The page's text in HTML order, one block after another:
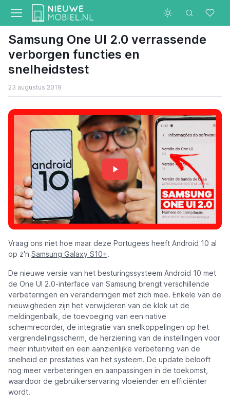
Samsung One UI 2.0 verrassende
verborgen functies en
snelheidstest
23 augustus 2019
Vraag ons niet hoe maar deze Portugees heeft Android 10 al
op z'n Samsung Galaxy S10+.
De nieuwe versie van het besturingssysteem Android 10 met
de One UI 2.0-interface van Samsung brengt verschillende
verbeteringen en veranderingen met zich mee. Enkele van de
nieuwigheden zijn het verwijderen van de klok uit de
meldingenbalk, de toevoeging van een native
schermrecorder, de integratie van snelkoppelingen op het
vergrendelingsscherm, de herziening van de instellingen voor
meer intuïtiviteit en een aanzienlijke verbetering van de
snelheid en prestaties van het systeem. De update belooft
nog meer verbeteringen en aanpassingen in de toekomst,
waardoor de gebruikerservaring vloeiender en efficiënter
wordt.